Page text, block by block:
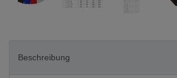
Beschreibung